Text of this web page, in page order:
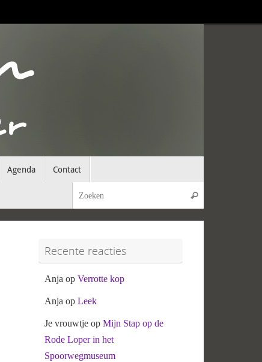
Agenda Contact
Zoeken
Recente reacties
Anja op Verrotte kop
Anja op Leek
Je vrouwtje op Mijn Stap op de
Rode Loper in het
Spoorwegmuseum